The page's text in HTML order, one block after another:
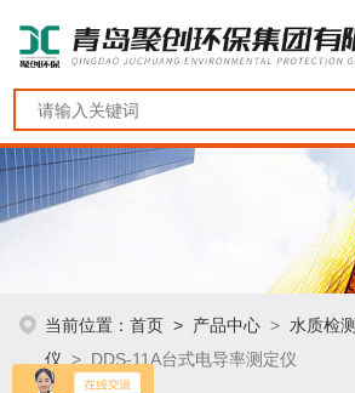
当前位置：首页 > 产品中心 >水质检测
仪 > DDS-11A台式电导率测定仪